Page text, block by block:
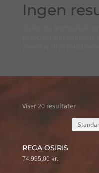
Ingen
Viser 20 resultater
REGA OSIRIS
74.995,00 kr.